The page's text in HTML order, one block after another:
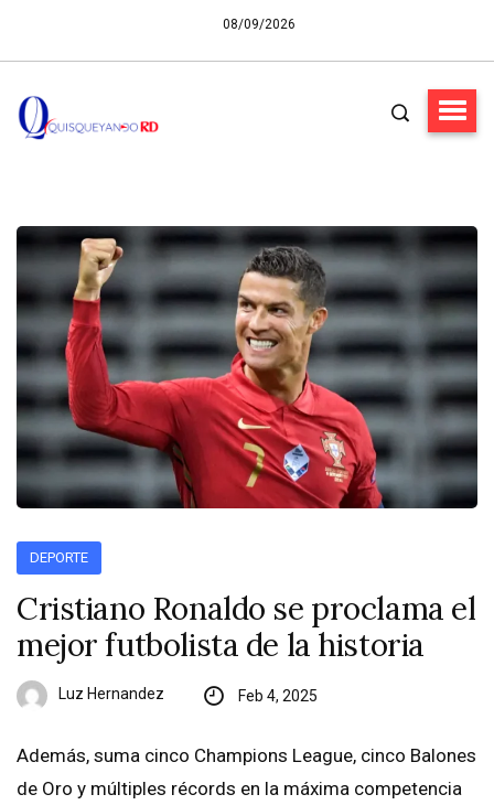
08/09/2026
DEPORTE
Cristiano Ronaldo se proclama el
mejor futbolista de la historia
Luz Hernandez Feb 4, 2025
Además, suma cinco Champions League, cinco Balones
de Oro y múltiples récords en la máxima competencia